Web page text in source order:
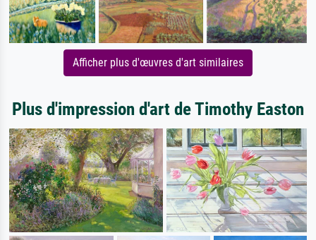
Afficher plus d'œuvres d'art similaires
Plus d'impression d'art de Timothy Easton